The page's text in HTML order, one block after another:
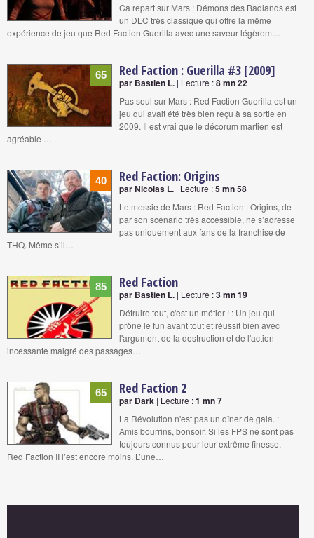
Ca repart sur Mars : Démons des Badlands est
un DLC très classique qui offre la même
expérience de jeu que Red Faction Guerilla avec une saveur légèrem…
65 Red Faction : Guerilla #3 [2009]
par Bastien L. | Lecture :8 mn 22
Pas seul sur Mars : Red Faction Guerilla est un
jeu qui avait été très bien reçu à sa sortie en
2009. Il est vrai que le décorum martien est
agréable …
40 Red Faction: Origins
par Nicolas L. | Lecture :5 mn 58
Le messie de Mars : Red Faction : Origins, de
par son scénario très accessible, ne s’adresse
pas uniquement aux fans de la franchise de
THQ. Même s’il…
85 Red Faction
par Bastien L. | Lecture :3 mn 19
Détruire tout, c'est un métier ! : Un jeu qui
prône le fun avant tout et réussit bien avec
l'argument de la destruction et de l'action
incessante malgré des passages…
65 Red Faction 2
par Dark | Lecture :1 mn 7
La Révolution n'est pas un dîner de gala. :
Amis bourrins, bonsoir. Si les FPS ne sont pas
toujours connus pour leur extrême finesse,
Red Faction II l’est encore moins. L’une…